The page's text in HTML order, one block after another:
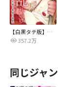
【白黒タテ版】孕むまで乱れいけ～身代わり花嫁と軍服の猛愛
357.2万
同じジャ